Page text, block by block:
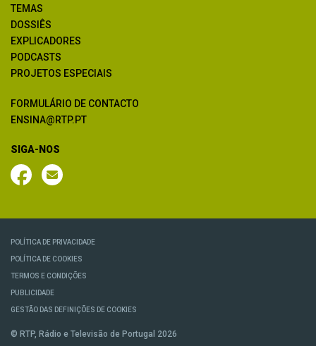
TEMAS
DOSSIÊS
EXPLICADORES
PODCASTS
PROJETOS ESPECIAIS
FORMULÁRIO DE CONTACTO
ENSINA@RTP.PT
SIGA-NOS
POLÍTICA DE PRIVACIDADE
POLÍTICA DE COOKIES
TERMOS E CONDIÇÕES
PUBLICIDADE
GESTÃO DAS DEFINIÇÕES DE COOKIES
© RTP, Rádio e Televisão de Portugal 2026